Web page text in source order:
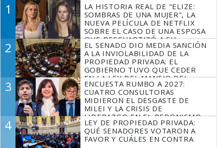
1
LA HISTORIA REAL DE "ELIZE:
SOMBRAS DE UNA MUJER", LA
NUEVA PELÍCULA DE NETFLIX
SOBRE EL CASO DE UNA ESPOSA
QUE DESCUARTIZÓ A SU
MARIDO
2
EL SENADO DIO MEDIA SANCIÓN
A LA INVIOLABILIDAD DE LA
PROPIEDAD PRIVADA: EL
GOBIERNO TUVO QUE CEDER
EN LA LEY DEL MANEJO DEL
FUEGO
3
ENCUESTA RUMBO A 2027:
CUATRO CONSULTORAS
MIDIERON EL DESGASTE DE
MILEI Y LA CRISIS DE
LIDERAZGO EN EL PERONISMO
4
LEY DE PROPIEDAD PRIVADA:
QUÉ SENADORES VOTARON A
FAVOR Y CUÁLES EN CONTRA